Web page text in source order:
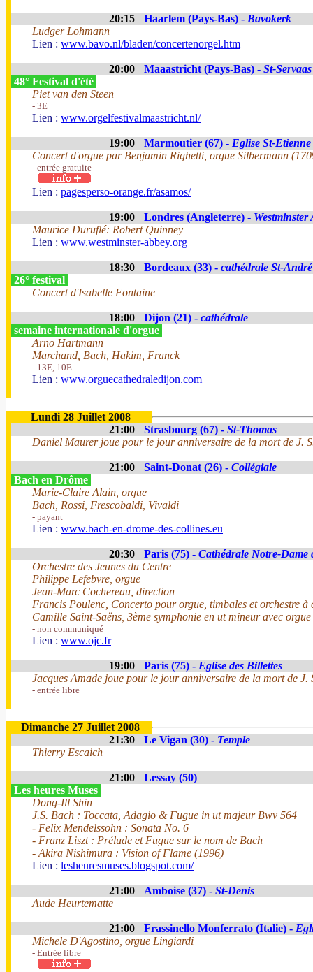
20:15 Haarlem (Pays-Bas) - Bavokerk
Ludger Lohmann
Lien : www.bavo.nl/bladen/concertenorgel.htm
20:00 Maaastricht (Pays-Bas) - St-
48° Festival d'été
Piet van den Steen
- 3E
Lien : www.orgelfestivalmaastricht.nl/
19:00 Marmoutier (67) - Eglise St-Etienne
Concert d'orgue par Benjamin Righetti, orgue Silbermann
- entrée gratuite
Lien : pagesperso-orange.fr/asamos/
19:00 Londres (Angleterre) - Westminster
Maurice Duruflé: Robert Quinney
Lien : www.westminster-abbey.org
18:30 Bordeaux (33) - cathédrale St-André
26° festival
Concert d'Isabelle Fontaine
18:00 Dijon (21) - cathédrale
semaine internationale d'orgue
Arno Hartmann
Marchand, Bach, Hakim, Franck
- 13E, 10E
Lien : www.orguecathedraledijon.com
Lundi 28 Juillet 2008
21:00
Strasbourg (67) - St-Thomas
Daniel Maurer joue pour le jour anniversaire de la mort de J.
21:00 Saint-Donat (26) - Collégiale
Bach en Drôme
Marie-Claire Alain, orgue
Bach, Rossi, Frescobaldi, Vivaldi
- payant
Lien : www.bach-en-drome-des-collines.eu
20:30 Paris (75) - Cathédrale Notre-Dame
Orchestre des Jeunes du Centre
Philippe Lefebvre, orgue
Jean-Marc Cochereau, direction
Francis Poulenc, Concerto pour orgue, timbales et orchestre à
Camille Saint-Saëns, 3ème symphonie en ut mineur avec orgue
- non communiqué
Lien : www.ojc.fr
19:00 Paris (75) - Eglise des Billettes
Jacques Amade joue pour le jour anniversaire de la mort de J.
- entrée libre
Dimanche 27 Juillet 2008
21:30
Le Vigan (30) - Temple
Thierry Escaich
21:00
Lessay (50)
Les heures Muses
Dong-Ill Shin
J.S. Bach : Toccata, Adagio & Fugue in ut majeur Bwv 564
- Felix Mendelssohn : Sonata No. 6
- Franz Liszt : Prélude et Fugue sur le nom de Bach
- Akira Nishimura : Vision of Flame (1996)
Lien : lesheuresmuses.blogspot.com/
21:00 Amboise (37) - St-Denis
Aude Heurtematte
21:00 Frassinello Monferrato (Italie) -
Michele D'Agostino, orgue Lingiardi
- Entrée libre